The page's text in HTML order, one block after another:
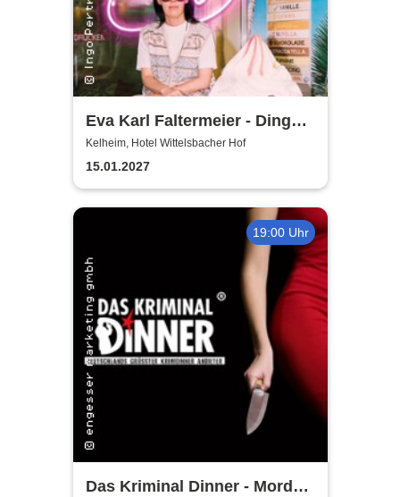
Eva Karl Faltermeier - Ding
Dong
Kelheim, Hotel Wittelsbacher Hof
15.01.2027
19:00 Uhr
Das Kriminal Dinner - Mord